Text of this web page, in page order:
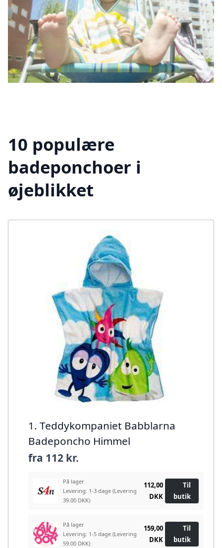
10 populære
badeponchoer i
øjeblikket
1. Teddykompaniet Babblarna
Badeponcho Himmel
fra 112 kr.
På lager
Levering: 1-3 dage (Levering
39.00 DKK)
112,00
DKK
Til
butik
På lager
Levering: 1-5 dage (Levering
59.00 DKK)
159,00
DKK
Til
butik